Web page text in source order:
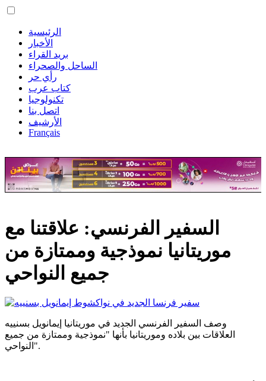
الرئيسية
الأخبار
بريد القراء
الساحل والصحراء
رأي حر
كتاب عرب
تكنولوجيا
اتصل بنا
الأرشيف
Français
السفير الفرنسي: علاقتنا مع
موريتانيا نموذجية وممتازة من
جميع النواحي
وصف السفير الفرنسي الجديد في موريتانيا إيمانويل بسنييه
العلاقات بين بلاده وموريتانيا بأنها "نموذجية وممتازة من جميع
النواحي".